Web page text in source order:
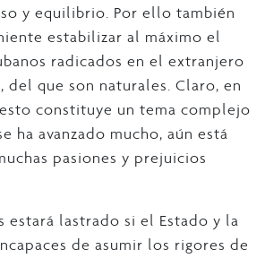
y equilibrio. Por ello también
estabilizar al máximo el
radicados en el extranjero
del que son naturales. Claro, en
constituye un tema complejo
ha avanzado mucho, aún está
pasiones y prejuicios
estará lastrado si el Estado y la
de asumir los rigores de